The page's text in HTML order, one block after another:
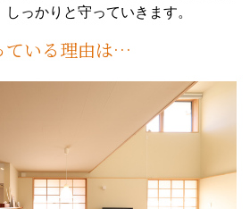
っかりと守っていきます。
ている理由は…